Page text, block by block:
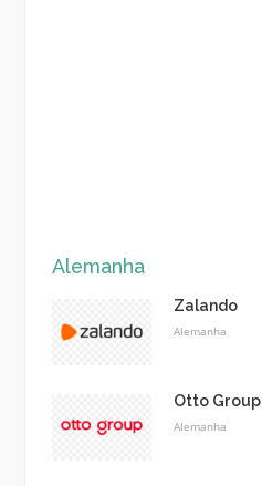
Alemanha
Zalando
Alemanha
Otto Group
Alemanha